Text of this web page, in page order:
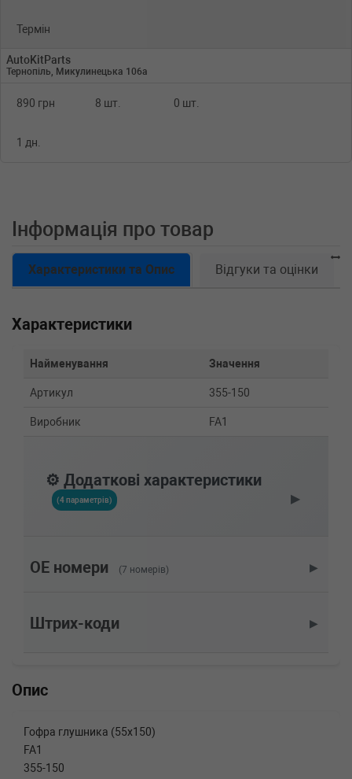
Термін
AutoKitParts
Тернопіль, Микулинецька 106а
890 грн 8 шт. 0 шт.
1 дн.
Інформація про товар
Характеристики та Опис Відгуки та оцінки
Характеристики
Найменування Значення
Артикул 355-150
Виробник FA1
⚙️ Додаткові характеристики
(4 параметрів) ▶
OE номери (7 номерів) ▶
Штрих-коди ▶
Опис
Гофра глушника (55x150)
FA1
355-150